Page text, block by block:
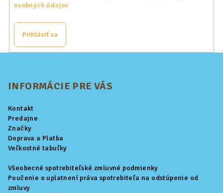
osobných údajov
Prihlásiť sa
INFORMÁCIE PRE VÁS
Kontakt
Predajne
Značky
Doprava a Platba
Veľkostné tabuľky
Všeobecné spotrebiteľské zmluvné podmienky
Poučenie o uplatnení práva spotrebiteľa na odstúpenie od
zmluvy